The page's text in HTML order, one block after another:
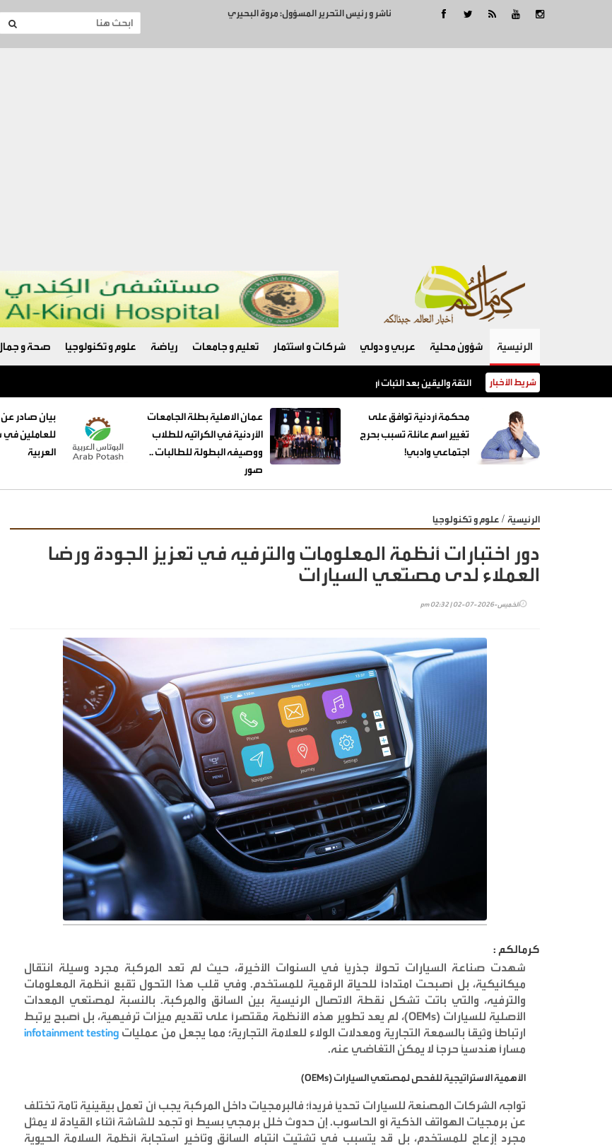
ناشر و رئيس التحرير المسؤول: مروة البحيري
الرئيسية شؤون محلية عربي و دولي شركات و استثمار تعليم و جامعات رياضة علوم و تكنولوجيا صحة و
شريط الأخبار الثقة واليقين بعد الثبات أولا
محكمة أردنية توافق على
تغيير اسم عائلة تسبب بحرج
اجتماعي وادبي!
عمان الاهلية بطلة الجامعات
الأردنية في الكراتيه للطلاب
ووصيفه البطولة للطالبات ..
صور
بيان صادر عن
للعاملين في
العربية
الرئيسية / علوم و تكنولوجيا
دور اختبارات أنظمة المعلومات والترفيه في تعزيز الجودة ورضا
العملاء لدى مصنّعي السيارات
الخميس-2026-07-02 | 02:32 pm
كرمالكم :
شهدت صناعة السيارات تحولاً جذرياً في السنوات الأخيرة، حيث لم تعد المركبة مجرد وسيلة انتقال
ميكانيكية، بل أصبحت امتداداً للحياة الرقمية للمستخدم. وفي قلب هذا التحول تقبع أنظمة المعلومات
والترفيه، والتي باتت تشكل نقطة الاتصال الرئيسية بين السائق والمركبة. بالنسبة لمصنّعي المعدات
الأصلية للسيارات (OEMs)، لم يعد تطوير هذه الأنظمة مقتصراً على تقديم ميزات ترفيهية، بل أصبح يرتبط
ارتباطاً وثيقاً بالسمعة التجارية ومعدلات الولاء للعلامة التجارية؛ مما يجعل من عمليات infotainment testing
مساراً هندسياً حرجاً لا يمكن التغاضي عنه.
الأهمية الاستراتيجية للفحص لمصنّعي السيارات (OEMs)
تواجه الشركات المصنعة للسيارات تحدياً فريداً؛ فالبرمجيات داخل المركبة يجب أن تعمل بيقينية تامة تختلف
عن برمجيات الهواتف الذكية أو الحاسوب. إن حدوث خلل برمجي بسيط أو تجمد للشاشة أثناء القيادة لا يمثل
مجرد إزعاج للمستخدم، بل قد يتسبب في تشتيت انتباه السائق وتأخير استجابة أنظمة السلامة الحيوية